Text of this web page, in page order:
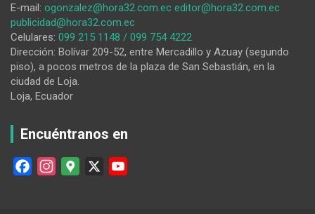
años
más,
al
frente
del
del
de
Loja
E-mail: ogonzalez@hora32.com.ec editor@hora32.com.ec
publicidad@hora32.com.ec
Celulares: 099 215 1148 / 099 754 4222
Dirección: Bolívar 209-52, entre Mercadillo y Azuay (segundo
piso), a pocos metros de la plaza de San Sebastián, en la
ciudad de Loja.
Loja, Ecuador
Encuéntranos en